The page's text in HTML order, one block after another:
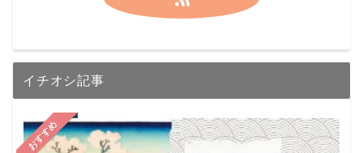
イチオシ記事
おすすめ